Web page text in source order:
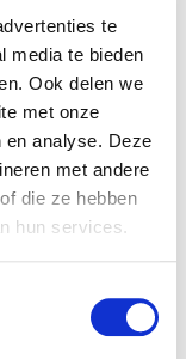
te
media te bieden
Ook delen we
met onze
analyse. Deze
met andere
die ze hebben
hun services.
contractbeheer